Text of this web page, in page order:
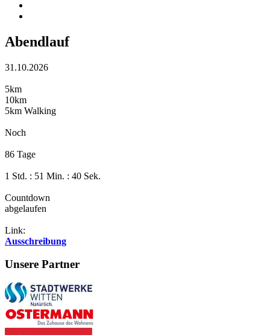
Abendlauf
31.10.2026
5km
10km
5km Walking
Noch
86 Tage
1 Std. : 51 Min. : 39 Sek.
Countdown
abgelaufen
Link:
Ausschreibung
Unsere Partner